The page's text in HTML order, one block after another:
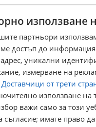
използване
партньори
достъп до
уникални
измерване на
Доставчици от трети
използване на
важи само за този
съгласие; имате право